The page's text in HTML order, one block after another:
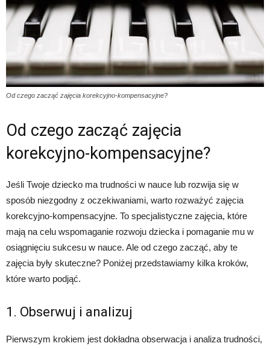
Od czego zacząć zajęcia korekcyjno-kompensacyjne?
Od czego zacząć zajęcia
korekcyjno-kompensacyjne?
Jeśli Twoje dziecko ma trudności w nauce lub rozwija się w
sposób niezgodny z oczekiwaniami, warto rozważyć zajęcia
korekcyjno-kompensacyjne. To specjalistyczne zajęcia, które
mają na celu wspomaganie rozwoju dziecka i pomaganie mu w
osiągnięciu sukcesu w nauce. Ale od czego zacząć, aby te
zajęcia były skuteczne? Poniżej przedstawiamy kilka kroków,
które warto podjąć.
1. Obserwuj i analizuj
Pierwszym krokiem jest dokładna obserwacja i analiza trudności,